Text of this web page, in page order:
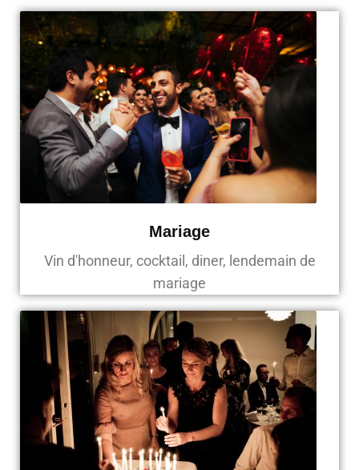
Mariage
Vin d'honneur, cocktail, diner, lendemain de
mariage